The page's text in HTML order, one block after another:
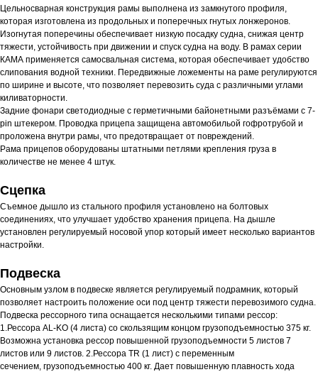
Цельносварная конструкция рамы выполнена из замкнутого профиля,
которая изготовлена из продольных и поперечных гнутых лонжеронов.
Изогнутая поперечины обеспечивает низкую посадку судна, снижая центр
тяжести, устойчивость при движении и спуск судна на воду. В рамах серии
КАМА применяется самосвальная система, которая обеспечивает удобство
слипования водной техники. Передвижные ложементы на раме регулируются
по ширине и высоте, что позволяет перевозить суда с различными углами
киливаторности.
Задние фонари светодиодные с герметичными байонетными разъёмами c 7-
pin штекером. Проводка прицепа защищена автомобильой гофротрубой и
проложена внутри рамы, что предотвращает от повреждений.
Рама прицепов оборудованы штатными петлями крепления груза в
количестве не менее 4 штук.
Сцепка
Съемное дышло из стального профиля установлено на болтовых
соединениях, что улучшает удобство хранения прицепа. На дышле
установлен регулируемый носовой упор который имеет несколько вариантов
настройки.
Подвеска
Основным узлом в подвеске является регулируемый подрамник, который
позволяет настроить положение оси под центр тяжести перевозимого судна.
Подвеска рессорного типа оснащается несколькими типами рессор:
1.Рессора AL-KO (4 листа) со скользящим концом грузоподъемностью 375 кг.
Возможна установка рессор повышенной грузоподъемности 5 листов 7
листов или 9 листов. 2.Рессора TR (1 лист) с переменным
сечением, грузоподъемностью 400 кг. Дает повышенную плавность хода